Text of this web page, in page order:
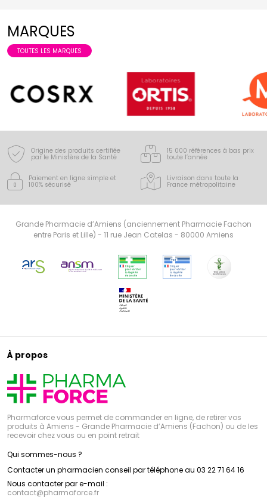
MARQUES
TOUTES LES MARQUES
Origine des produits certifiée
par le Ministère de la Santé
15 000 références à bas prix
toute l’année
Paiement en ligne simple et
100% sécurisé
Livraison dans toute la
France métropolitaine
Grande Pharmacie d’Amiens (anciennement Pharmacie Fachon
entre Paris et Lille) - 11 rue Jean Catelas - 80000 Amiens
À propos
Pharmaforce vous permet de commander en ligne, de retirer vos
produits à Amiens - Grande Pharmacie d’Amiens (Fachon) ou de les
recevoir chez vous ou en point retrait
Qui sommes-nous ?
Contacter un pharmacien conseil par téléphone au 03 22 71 64 16
Nous contacter par e-mail :
contact@pharmaforce.fr